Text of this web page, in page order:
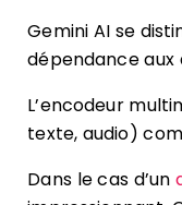
Gemini AI se
dépendance aux
L’encodeur
texte, audio)
Dans le cas d’un